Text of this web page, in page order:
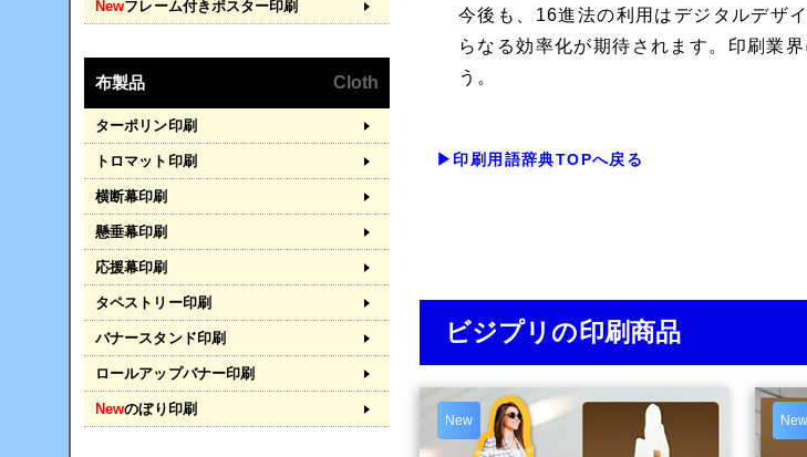
今後も、16進法の利用はデジタルデザ
らなる効率化が期待されます。印刷業
う。
▶印刷用語辞典TOPへ戻る
ビジプリの印刷商品
New New
Newフレーム付きポスター印刷
布製品 Cloth
ターポリン印刷
トロマット印刷
横断幕印刷
懸垂幕印刷
応援幕印刷
タペストリー印刷
バナースタンド印刷
ロールアップバナー印刷
Newのぼり印刷